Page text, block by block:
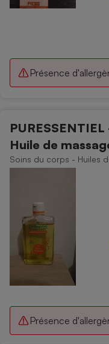
Présence
Huile de
Soins du corps - Huiles
Présence